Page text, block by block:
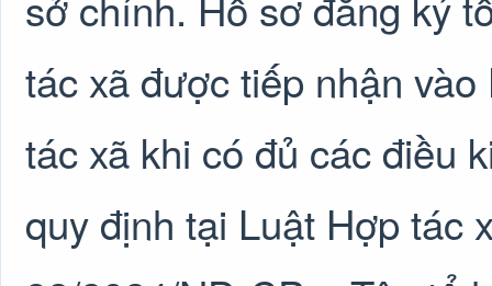
tác xã được tiếp nhận
tác xã khi có đủ các điều
quy định tại Luật Hợp tác